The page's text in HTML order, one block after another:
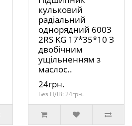
кульковий
радіальний
однорядний 6003
2RS KG 17*35*10 З
двобічним
ущільненням з
маслос..
24грн.
Без ПДВ: 24грн.